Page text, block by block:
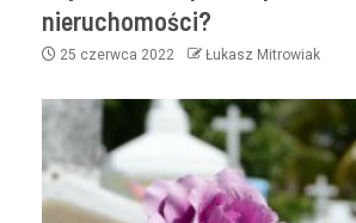
nieruchomości?
25 czerwca 2022 Łukasz Mitrowiak